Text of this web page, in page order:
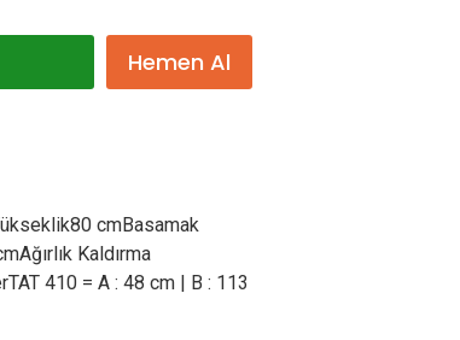
Hemen Al
cmBasamak
Kaldırma
410 = A : 48 cm | B : 113